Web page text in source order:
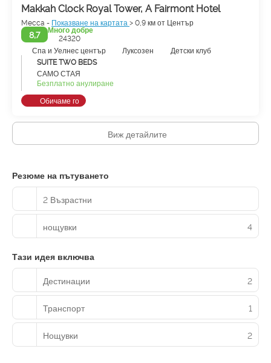
Makkah Clock Royal Tower, A Fairmont Hotel
Mecca - Показване на картата > 0,9 км от Център
8,7
Много добре
24320
Спа и Уелнес център
Луксозен
Детски клуб
SUITE TWO BEDS
САМО СТАЯ
Безплатно анулиране
Обичаме го
Виж детайлите
Резюме на пътуването
2 Възрастни
нощувки 4
Тази идея включва
Дестинации 2
Транспорт 1
Нощувки 2